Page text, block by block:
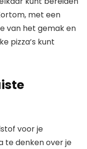
met een
van het gemak en
pizza’s kunt
voor je
te denken over je